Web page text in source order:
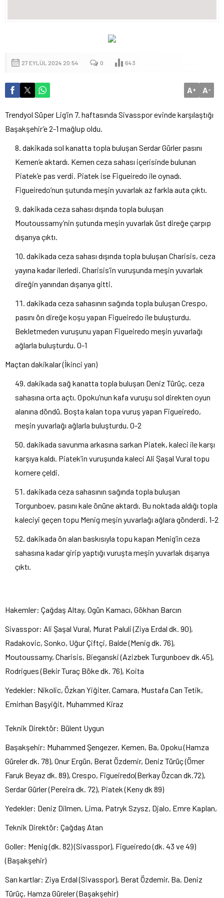
27 EYLÜL 2024 20:54 0 643
A+ A-
Trendyol Süper Lig’in 7. haftasında Sivasspor evinde karşılaştığı
Başakşehir’e 2-1 mağlup oldu.
dakikada sol kanatta topla buluşan Serdar Gürler pasını
Kemen’e aktardı. Kemen ceza sahası içerisinde bulunan
Piatek’e pas verdi. Piatek ise Figueiredo ile oynadı.
Figueiredo’nun şutunda meşin yuvarlak az farkla auta çıktı.
dakikada ceza sahası dışında topla buluşan
Moutoussamy’nin şutunda meşin yuvarlak üst direğe çarpıp
dışarıya çıktı.
dakikada ceza sahası dışında topla buluşan Charisis, ceza
yayına kadar ilerledi. Charisis’in vuruşunda meşin yuvarlak
direğin yanından dışarıya gitti.
dakikada ceza sahasının sağında topla buluşan Crespo,
pasını ön direğe koşu yapan Figueiredo ile buluşturdu.
Bekletmeden vuruşunu yapan Figueiredo meşin yuvarlağı
ağlarla buluşturdu. 0-1
Maçtan dakikalar (İkinci yarı)
dakikada sağ kanatta topla buluşan Deniz Türüç, ceza
sahasına orta açtı. Opoku’nun kafa vuruşu sol direkten oyun
alanına döndü. Boşta kalan topa vuruş yapan Figueiredo,
meşin yuvarlağı ağlarla buluşturdu. 0-2
dakikada savunma arkasına sarkan Piatek, kaleci ile karşı
karşıya kaldı. Piatek’in vuruşunda kaleci Ali Şaşal Vural topu
kornere çeldi.
dakikada ceza sahasının sağında topla buluşan
Torgunboev, pasını kale önüne aktardı. Bu noktada aldığı topla
kaleciyi geçen topu Menig meşin yuvarlağı ağlara gönderdi. 1-2
dakikada ön alan baskısıyla topu kapan Menig’in ceza
sahasına kadar girip yaptığı vuruşta meşin yuvarlak dışarıya
çıktı.
Hakemler: Çağdaş Altay, Ogün Kamacı, Gökhan Barcın
Sivasspor: Ali Şaşal Vural, Murat Paluli (Ziya Erdal dk. 90),
Radakovic, Sonko, Uğur Çiftçi, Balde (Menig dk. 76),
Moutoussamy, Charisis, Bieganski (Azizbek Turgunboev dk.45),
Rodrigues (Bekir Turaç Böke dk. 76), Koita
Yedekler: Nikolic, Özkan Yiğiter, Camara, Mustafa Can Tetik,
Emirhan Başyiğit, Muhammed Kiraz
Teknik Direktör: Bülent Uygun
Başakşehir: Muhammed Şengezer, Kemen, Ba, Opoku (Hamza
Güreler dk. 78), Onur Ergün, Berat Özdemir, Deniz Türüç (Ömer
Faruk Beyaz dk. 89), Crespo, Figueiredo(Berkay Özcan dk.72),
Serdar Gürler (Pereira dk. 72), Piatek (Keny dk 89)
Yedekler: Deniz Dilmen, Lima, Patryk Szysz, Djalo, Emre Kaplan,
Teknik Direktör: Çağdaş Atan
Goller: Menig (dk. 82) (Sivasspor), Figueiredo (dk. 43 ve 49)
(Başakşehir)
Sarı kartlar: Ziya Erdal (Sivasspor), Berat Özdemir, Ba, Deniz
Türüç, Hamza Güreler (Başakşehir)